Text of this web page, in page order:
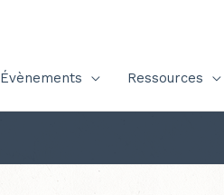
Évènements Ressources